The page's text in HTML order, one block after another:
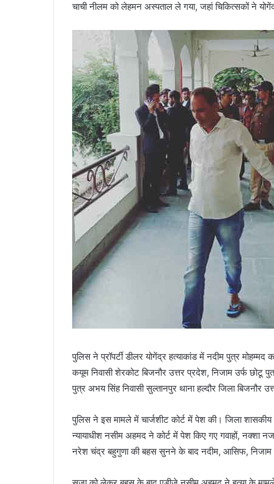
चाची नीलम को लेहमन अस्पताल ले गया, जहां चिकित्सकों ने
पुलिस ने प्रॉपर्टी डीलर योगेंद्र हत्याकांड में नदीम पुत्र
कयूम निवासी शेरकोट बिजनौर उत्तर प्रदेश, निजाम उर्फ छोटू
पुत्र अभय सिंह निवासी सुल्तानपुर थाना हल्दौर जिला बिजनौर
पुलिस ने इस मामले में चार्जशीट कोर्ट में पेश की। जिला
न्यायाधीश नसीम अहमद ने कोर्ट में पेश किए गए गवाहों, नक्शा
नरेश चंद्र बहुगुणा की बहस सुनने के बाद नदीम, आसिफ, निजाम